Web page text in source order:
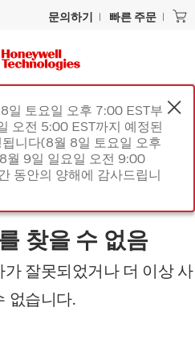
문의하기 빠른 주문
일 토요일 오후 7:00 EST부
오전 5:00 EST까지 예정된
니다(8월 8일 토요일 오후
월 9일 일요일 오전 9:00
동안의 양해에 감사드립니
찾을 수 없음
잘못되었거나 더 이상 사
없습니다.